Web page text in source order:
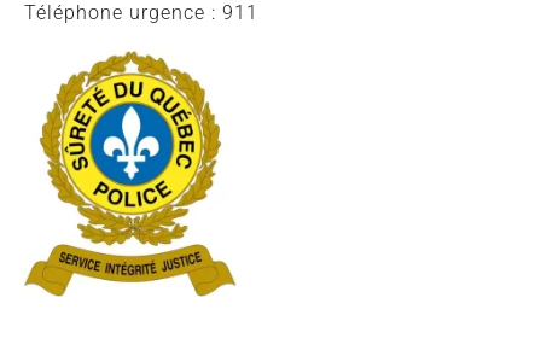
Téléphone urgence : 911